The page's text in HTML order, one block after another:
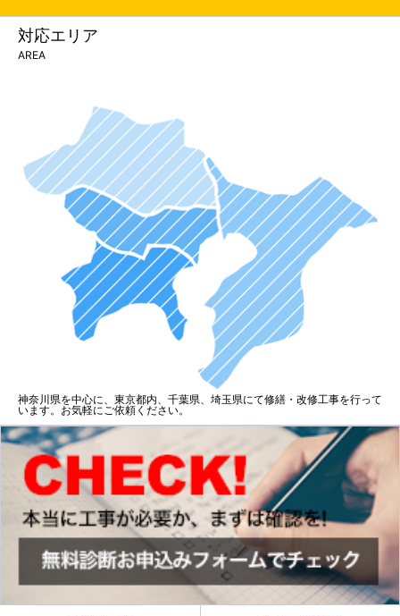
対応エリア
AREA
神奈川県を中心に、東京都内、千葉県、埼玉県にて修繕・改修工事を行って
います。お気軽にご依頼ください。